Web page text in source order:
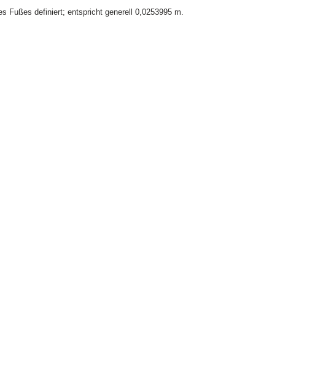
Fußes definiert; entspricht generell 0,0253995 m.